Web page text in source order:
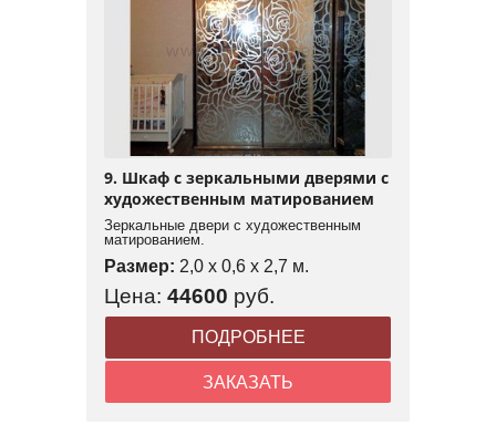
9. Шкаф с зеркальными дверями с
художественным матированием
Зеркальные двери с художественным
матированием.
Размер: 2,0 x 0,6 x 2,7 м.
Цена: 44600 руб.
ПОДРОБНЕЕ
ЗАКАЗАТЬ